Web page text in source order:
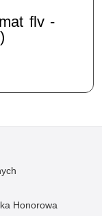
flv -
Honorowa